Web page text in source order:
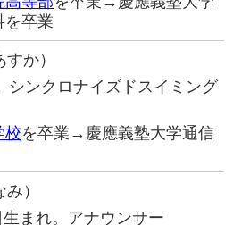
を卒業
か）
シンクロナイズドスイミング
校を卒業→慶應義塾大学通信
）
まれ。アナウンサー